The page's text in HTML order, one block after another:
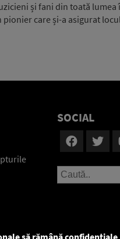
și fani din toată
pionier care și-a asigurat
SOCIAL
să rămână confidențiale